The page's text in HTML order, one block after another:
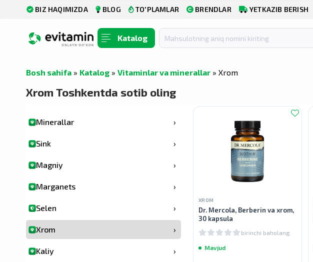
BIZ HAQIMIZDA BLOG TO'PLAMLAR BRENDLAR YETKAZIB BERISH
Katalog
Bosh sahifa » Katalog » Vitaminlar va minerallar » Xrom
Xrom Toshkentda sotib oling
Askorbin kislotasi ›
D vitamini - D3 ›
E vitamini ›
›
Minerallar ›
Sink ›
Magniy ›
Marganets ›
Selen ›
Xrom ›
Kaliy ›
XROM
Dr. Mercola, Berberin va xrom,
30 kapsula
birinchi baholang
Mavjud